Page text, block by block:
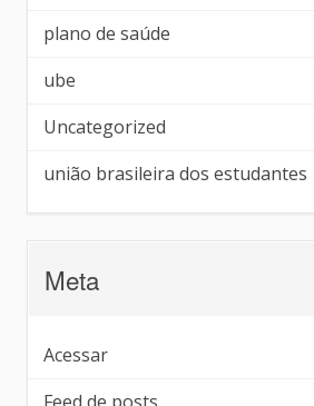
plano de saúde
ube
Uncategorized
união brasileira dos estudantes
Meta
Acessar